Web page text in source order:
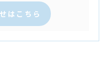
はこちら